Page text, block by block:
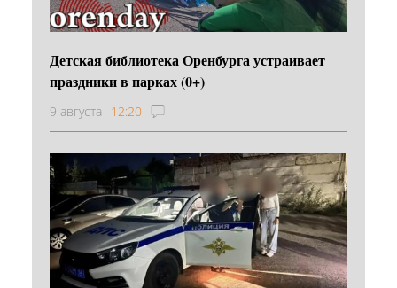
Детская библиотека Оренбурга устраивает
праздники в парках (0+)
9 августа 12:20